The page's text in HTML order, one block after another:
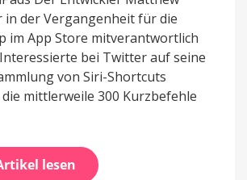
in der Vergangenheit für die
im App Store mitverantwortlich
bei Twitter auf seine
von Siri-Shortcuts
mittlerweile 300 Kurzbefehle
lesen